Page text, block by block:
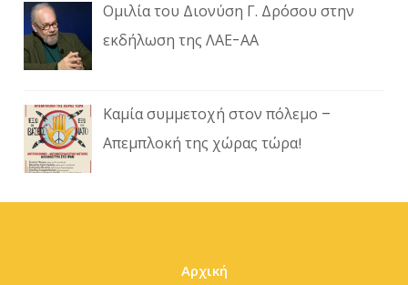
Ομιλία του Διονύση Γ. Δρόσου στην
εκδήλωση της ΛΑΕ-ΑΑ
Καμία συμμετοχή στον πόλεμο –
Απεμπλοκή της χώρας τώρα!
Αρχική